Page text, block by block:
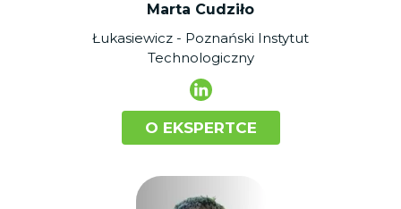
Łukasiewicz - Poznański Instytut
Technologiczny
Marta Cudziło
O EKSPERTCE